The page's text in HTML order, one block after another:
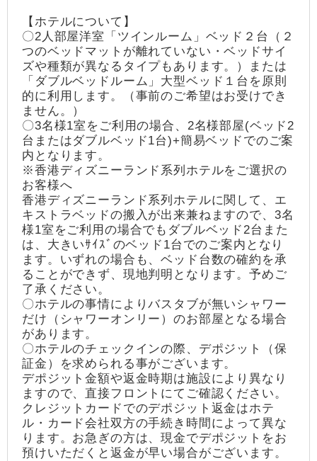
【ホテルについて】
〇2人部屋洋室「ツインルーム」ベッド２台（２
つのベッドマットが離れていない・ベッドサイ
ズや種類が異なるタイプもあります。）または
「ダブルベッドルーム」大型ベッド１台を原則
的に利用します。（事前のご希望はお受けでき
ません。）
〇3名様1室をご利用の場合、2名様部屋(ベッド2
台またはダブルベッド1台)+簡易ベッドでのご案
内となります。
※香港ディズニーランド系列ホテルをご選択の
お客様へ
香港ディズニーランド系列ホテルに関して、エ
キストラベッドの搬入が出来兼ねますので、3名
様1室をご利用の場合でもダブルベッド2台また
は、大きいｻｲｽﾞのベッド1台でのご案内となり
ます。いずれの場合も、ベッド台数の確約を承
ることができず、現地判明となります。予めご
了承ください。
〇ホテルの事情によりバスタブが無いシャワー
だけ（シャワーオンリー）のお部屋となる場合
があります。
〇ホテルのチェックインの際、デポジット（保
証金）を求められる事がございます。
デポジット金額や返金時期は施設により異なり
ますので、直接フロントにてご確認ください。
クレジットカードでのデポジット返金はホテ
ル・カード会社双方の手続き時間によって異な
ります。お急ぎの方は、現金でデポジットをお
預けいただくと返金が早い場合がございます。